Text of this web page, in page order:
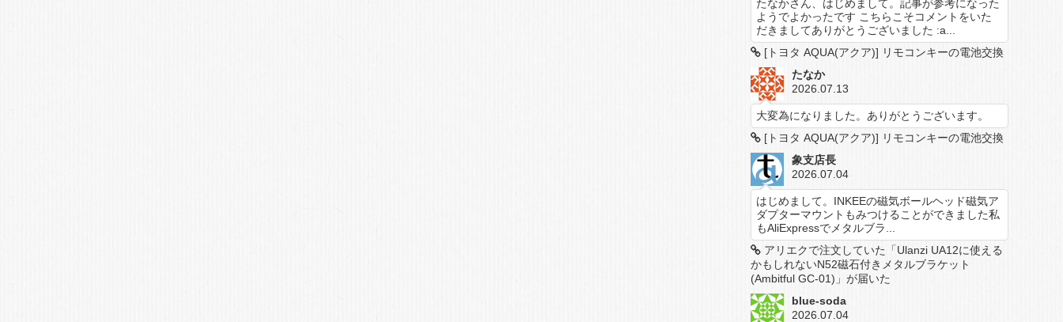
たなかさん、はじめまして。記事が参考になった
ようでよかったです こちらこそコメントをいた
だきましてありがとうございました :a...
[トヨタ AQUA(アクア)] リモコンキーの電池交換
たなか
2026.07.13
大変為になりました。ありがとうございます。
[トヨタ AQUA(アクア)] リモコンキーの電池交換
象支店長
2026.07.04
はじめまして。INKEEの磁気ボールヘッド磁気ア
ダプターマウントもみつけることができました私
もAliExpressでメタルブラ...
アリエクで注文していた「Ulanzi UA12に使える
かもしれないN52磁石付きメタルブラケット
(Ambitful GC-01)」が届いた
blue-soda
2026.07.04